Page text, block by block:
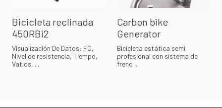
Bicicleta reclinada
450RBi2
Visualización De Datos: FC,
Nivel de resistencia, Tiempo,
Vatios, ...
Carbon bike
Generator
Bicicleta estática semi
profesional con sistema de
freno ...